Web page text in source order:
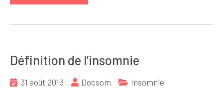
Définition de l’insomnie
31 août 2013 Docsom Insomnie